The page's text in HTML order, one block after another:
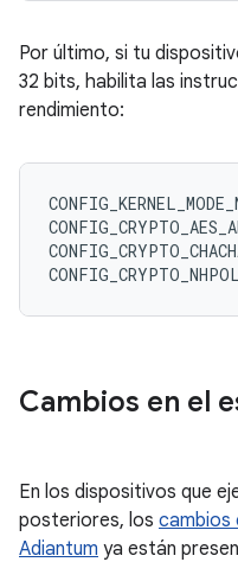
Por último, si tu
32 bits, habilita las
rendimiento:
Cambios en el
En los dispositivos que
posteriores, los cambios
Adiantum ya están